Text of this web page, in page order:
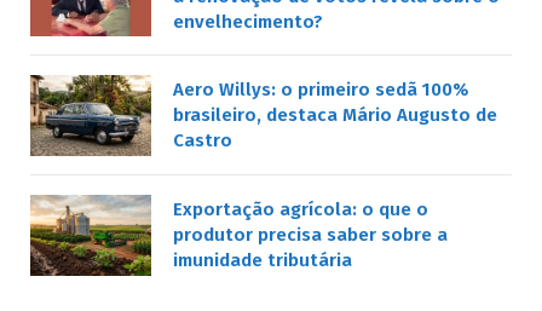
envelhecimento?
Aero Willys: o primeiro sedã 100%
brasileiro, destaca Mário Augusto de
Castro
Exportação agrícola: o que o
produtor precisa saber sobre a
imunidade tributária